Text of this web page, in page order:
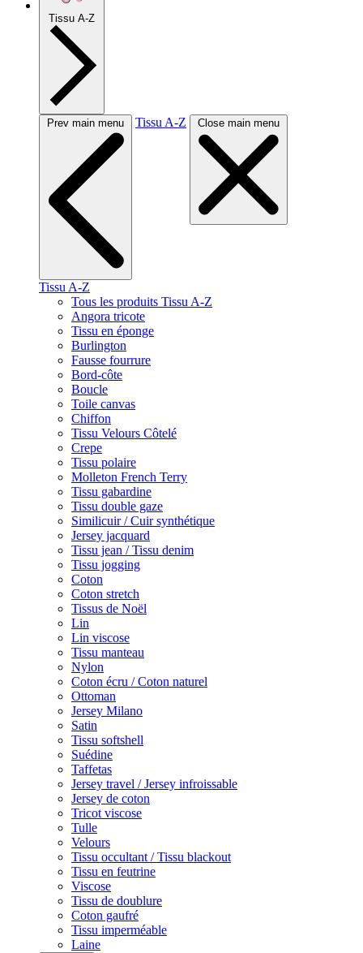
Tissu A-Z
Prev main menu Tissu A-Z Close main menu
Tissu A-Z
Tous les produits Tissu A-Z
Angora tricote
Tissu en éponge
Burlington
Fausse fourrure
Bord-côte
Boucle
Toile canvas
Chiffon
Tissu Velours Côtelé
Crepe
Tissu polaire
Molleton French Terry
Tissu gabardine
Tissu double gaze
Similicuir / Cuir synthétique
Jersey jacquard
Tissu jean / Tissu denim
Tissu jogging
Coton
Coton stretch
Tissus de Noël
Lin
Lin viscose
Tissu manteau
Nylon
Coton écru / Coton naturel
Ottoman
Jersey Milano
Satin
Tissu softshell
Suédine
Taffetas
Jersey travel / Jersey infroissable
Jersey de coton
Tricot viscose
Tulle
Velours
Tissu occultant / Tissu blackout
Tissu en feutrine
Viscose
Tissu de doublure
Coton gaufré
Tissu imperméable
Laine